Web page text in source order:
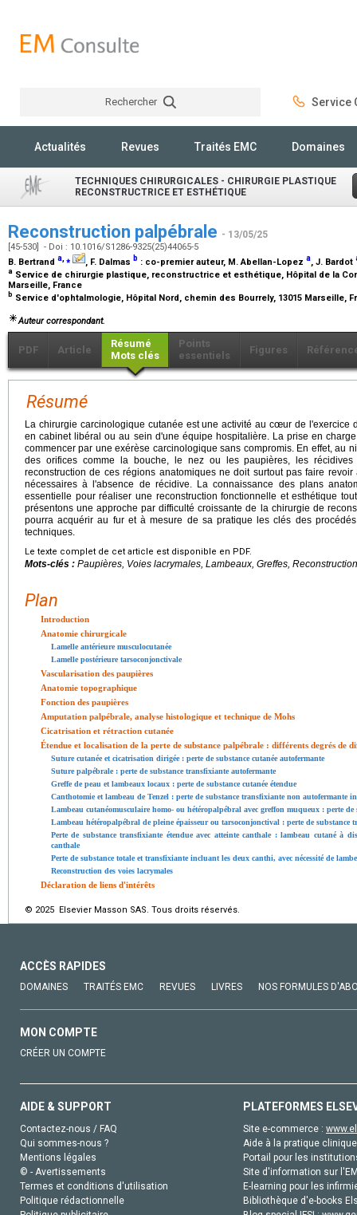
Rechercher Service
Actualités Revues Traités EMC Domaines
TECHNIQUES CHIRURGICALES - CHIRURGIE PLASTIQUE
RECONSTRUCTRICE ET ESTHÉTIQUE
Reconstruction palpébrale - 13/05/25
[45-530] - Doi : 10.1016/S1286-9325(25)44065-5
B. Bertrand a,⁎ , F. Dalmas b : co-premier auteur, M. Abellan-Lopez a, J. Bardot
a Service de chirurgie plastique, reconstructrice et esthétique, Hôpital de la
Marseille, France
b Service d'ophtalmologie, Hôpital Nord, chemin des Bourrely, 13015 Marseille,
Auteur correspondant.
PDF Article
Résumé
Mots clés
Points
essentiels
Figures
Résumé
La chirurgie carcinologique cutanée est une activité au cœur de l'exercice
en cabinet libéral ou au sein d'une équipe hospitalière. La prise en
commencer par une exérèse carcinologique sans compromis. En effet, au
des orifices comme la bouche, le nez ou les paupières, les
reconstruction de ces régions anatomiques ne doit surtout pas faire
nécessaires à l'absence de récidive. La connaissance des plans
essentielle pour réaliser une reconstruction fonctionnelle et esthétique
présentons une approche par difficulté croissante de la chirurgie de
pourra acquérir au fur et à mesure de sa pratique les clés des
techniques.
Le texte complet de cet article est disponible en PDF.
Mots-clés : Paupières, Voies lacrymales, Lambeaux, Greffes, Reconstruction
Plan
Introduction
Anatomie chirurgicale
Lamelle antérieure musculocutanée
Lamelle postérieure tarsoconjonctivale
Vascularisation des paupières
Anatomie topographique
Fonction des paupières
Amputation palpébrale, analyse histologique et technique de Mohs
Cicatrisation et rétraction cutanée
Étendue et localisation de la perte de substance palpébrale : différents degrés de
Suture cutanée et cicatrisation dirigée : perte de substance cutanée autofermante
Suture palpébrale : perte de substance transfixiante autofermante
Greffe de peau et lambeaux locaux : perte de substance cutanée étendue
Canthotomie et lambeau de Tenzel : perte de substance transfixiante non autofermante
Lambeau cutanéomusculaire homo- ou hétéropalpébral avec greffon muqueux : perte
Lambeau hétéropalpébral de pleine épaisseur ou tarsoconjonctival : perte de substance
Perte de substance transfixiante étendue avec atteinte canthale : lambeau cutané à
canthale
Perte de substance totale et transfixiante incluant les deux canthi, avec nécessité de
Reconstruction des voies lacrymales
Déclaration de liens d'intérêts
© 2025 Elsevier Masson SAS. Tous droits réservés.
ACCÈS RAPIDES
DOMAINES TRAITÉS EMC REVUES LIVRES NOS FORMULES
MON COMPTE
CRÉER UN COMPTE
AIDE & SUPPORT
Contactez-nous / FAQ
Qui sommes-nous ?
Mentions légales
© - Avertissements
Termes et conditions d'utilisation
Politique rédactionnelle
PLATEFORMES
Site e-commerce :
Aide à la pratique
Portail pour les
Site d'information sur
E-learning pour les
Bibliothèque d'e-books